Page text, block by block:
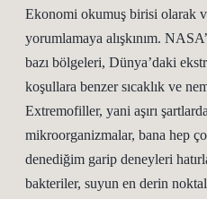
Ekonomi okumuş birisi olarak
yorumlamaya alışkınım.
bazı bölgeleri, Dünya’daki
koşullara benzer sıcaklık ve
Extremofiller, yani aşırı
mikroorganizmalar, bana hep
denediğim garip deneyleri
bakteriler, suyun en derin